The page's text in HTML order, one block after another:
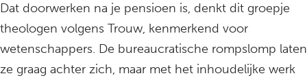
Dat doorwerken na je pensioen is, denkt dit groepje
theologen volgens Trouw, kenmerkend voor
wetenschappers. De bureaucratische rompslomp laten
ze graag achter zich, maar met het inhoudelijke werk